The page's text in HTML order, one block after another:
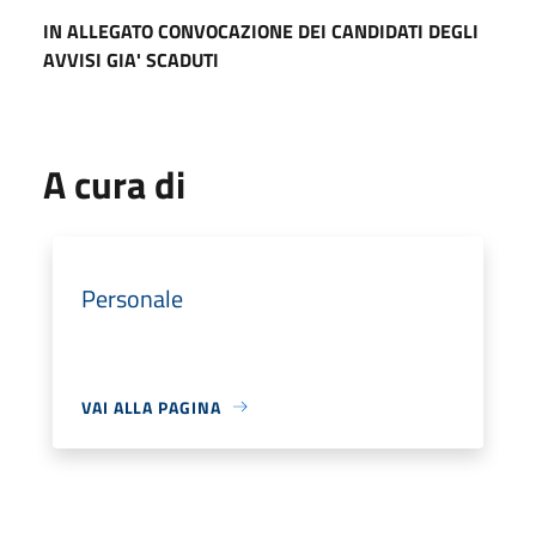
IN ALLEGATO CONVOCAZIONE DEI CANDIDATI DEGLI
AVVISI GIA' SCADUTI
A cura di
Personale
VAI ALLA PAGINA